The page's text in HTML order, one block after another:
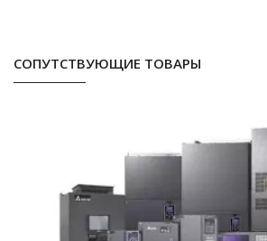
СОПУТСТВУЮЩИЕ ТОВАРЫ